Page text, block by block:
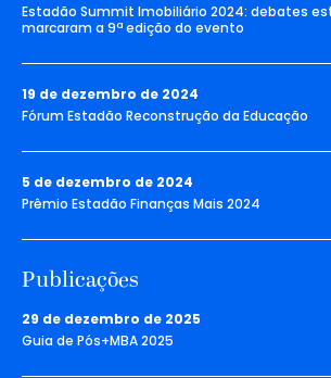
Estadão Summit Imobiliário 2024: debates
marcaram a 9ª edição do evento
19 de dezembro de 2024
Fórum Estadão Reconstrução da Educação
5 de dezembro de 2024
Prêmio Estadão Finanças Mais 2024
Publicações
29 de dezembro de 2025
Guia de Pós+MBA 2025